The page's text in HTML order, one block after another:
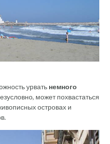
урвать немного
может похвастаться
островах и